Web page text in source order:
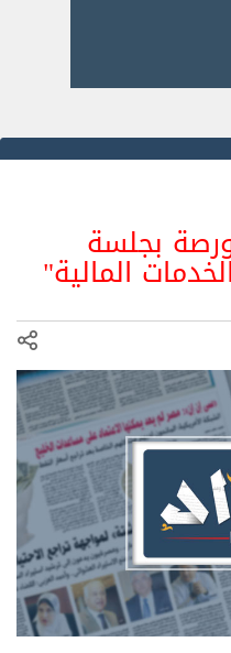
بجلسة
المالية"